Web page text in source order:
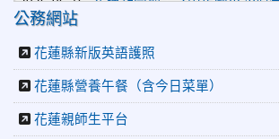
「游藝飛揚」晚會登場】 師生家長齊聚一堂
章．經典再現」
2026-06-16 更生新聞網：中正國小創校70
才藝晚會登場
2026-06-10 教育廣播電台：揮別童年迎向
師生自製畢業歌曲
2026-06-10 教育廣播電台：尋覓歷史記憶
公務網站
花蓮縣新版英語護照
花蓮縣營養午餐（含今日菜單）
花蓮親師生平台